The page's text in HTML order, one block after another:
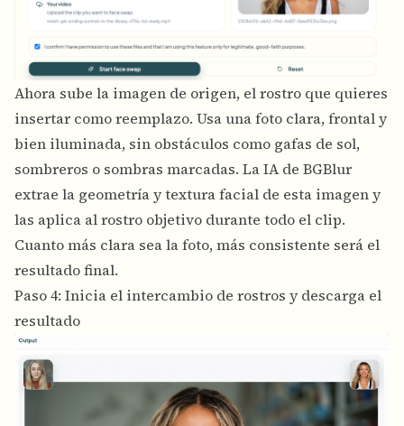
Ahora sube la imagen de origen, el rostro que quieres
insertar como reemplazo. Usa una foto clara, frontal y
bien iluminada, sin obstáculos como gafas de sol,
sombreros o sombras marcadas. La IA de BGBlur
extrae la geometría y textura facial de esta imagen y
las aplica al rostro objetivo durante todo el clip.
Cuanto más clara sea la foto, más consistente será el
resultado final.
Paso 4: Inicia el intercambio de rostros y descarga el
resultado